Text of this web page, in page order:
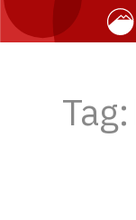
Tag: